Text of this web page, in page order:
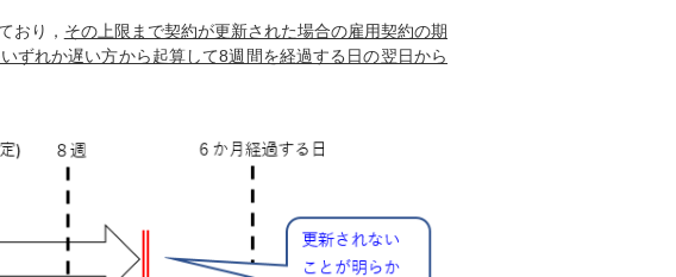
おり， その上限まで契約が更新された場合の雇用契約の期
ずれか遅い方から起算して8週間を経過する日の翌日から